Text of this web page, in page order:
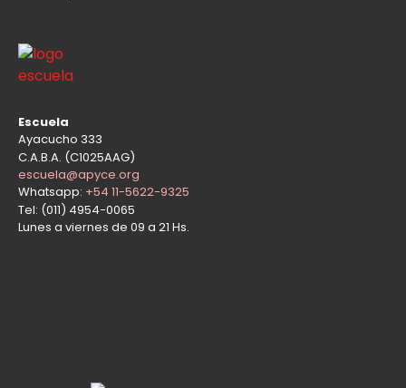
Escuela
Ayacucho 333
C.A.B.A. (C1025AAG)
escuela@apyce.org
Whatsapp: +54 11-5622-9325
Tel: (011) 4954-0065
Lunes a viernes de 09 a 21 Hs.